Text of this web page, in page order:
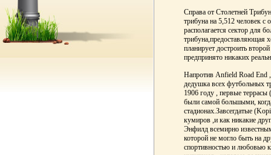
Справа от Столетней
трибуна на 5,512 человек с
располагается сектор для
трибуна,предоставляющая
планирует достроить
предпринято никаких
Напротив Anfield Road End
дедушка всех футбольных
1906 году , первые
были самой большыми,
стадионах.Завсегдатые
кумиров ,и как никакие
Энфилд всемирно
которой не могло быть на
спортивностью и любовью